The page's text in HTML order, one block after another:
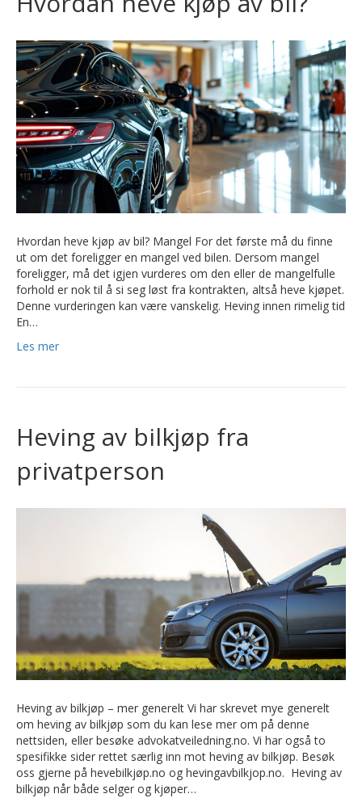
Hvordan heve kjøp av bil? Mangel For det første må du finne
ut om det foreligger en mangel ved bilen. Dersom mangel
foreligger, må det igjen vurderes om den eller de mangelfulle
forhold er nok til å si seg løst fra kontrakten, altså heve kjøpet.
Denne vurderingen kan være vanskelig. Heving innen rimelig tid
En…
Les mer
Heving av bilkjøp fra
privatperson
Heving av bilkjøp – mer generelt Vi har skrevet mye generelt
om heving av bilkjøp som du kan lese mer om på denne
nettsiden, eller besøke advokatveiledning.no. Vi har også to
spesifikke sider rettet særlig inn mot heving av bilkjøp. Besøk
oss gjerne på hevebilkjøp.no og hevingavbilkjop.no. Heving av
bilkjøp når både selger og kjøper…